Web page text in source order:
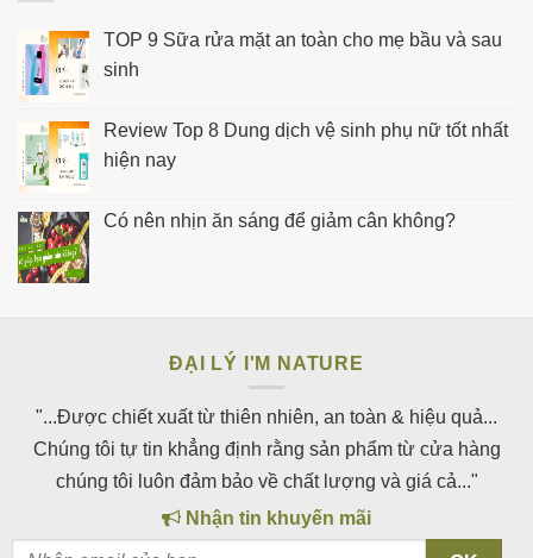
TOP 9 Sữa rửa mặt an toàn cho mẹ bầu và sau
sinh
Review Top 8 Dung dịch vệ sinh phụ nữ tốt nhất
hiện nay
Có nên nhịn ăn sáng để giảm cân không?
ĐẠI LÝ I'M NATURE
"...Được chiết xuất từ thiên nhiên, an toàn & hiệu quả...
Chúng tôi tự tin khẳng định rằng sản phẩm từ cửa hàng
chúng tôi luôn đảm bảo về chất lượng và giá cả..."
Nhận tin khuyến mãi